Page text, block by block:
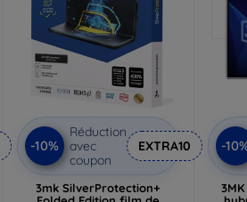
-10%
Réduction
avec
coupon
EXTRA10
3mk SilverProtection+
-